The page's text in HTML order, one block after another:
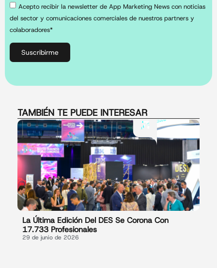
Acepto recibir la newsletter de App Marketing News con noticias
del sector y comunicaciones comerciales de nuestros partners y
colaboradores*
Suscribirme
TAMBIÉN TE PUEDE INTERESAR
La Última Edición Del DES Se Corona Con
17.733 Profesionales
29 de junio de 2026